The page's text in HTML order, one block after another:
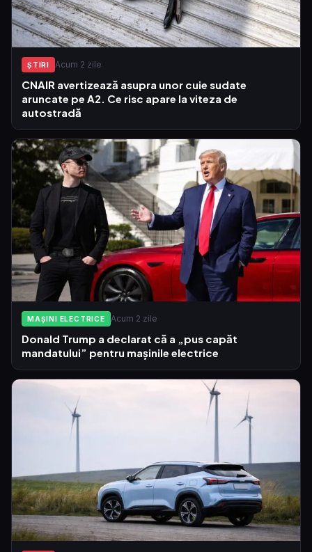
ŞTIRI Acum 2 zile
CNAIR avertizează asupra unor cuie sudate
aruncate pe A2. Ce risc apare la viteza de
autostradă
MAȘINI ELECTRICE Acum 2 zile
Donald Trump a declarat că a „pus capăt
mandatului” pentru mașinile electrice